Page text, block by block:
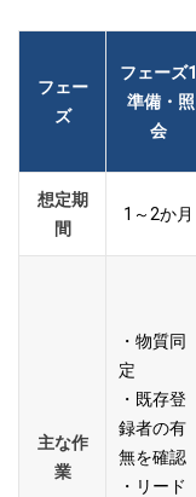
フェー
ズ
フェーズ1
準備・照
会
想定期
間
1～2か月
主な作
業
・ 物質同
定
・ 既存登
録者の有
無を確認
・ リード